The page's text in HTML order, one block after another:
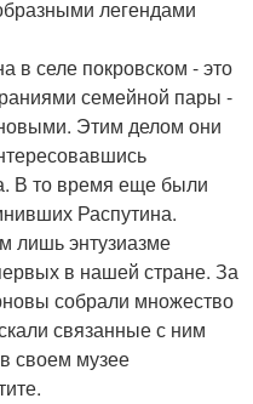
легендами
в селе покровском - это
семейной пары -
Этим делом они
В то время еще были
Распутина.
лишь энтузиазме
в нашей стране. За
собрали множество
связанные с ним
своем музее